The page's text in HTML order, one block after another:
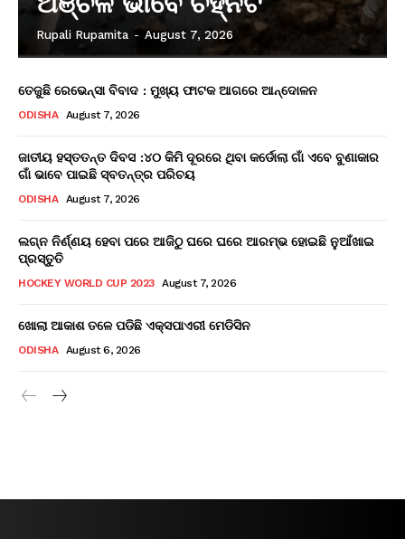
Rupali Rupamita - August 7, 2026
ତେଜୁଛି ରେଭେନ୍ସା ବିବାଦ : ମୁଖ୍ୟ ଫାଟକ ଆଗରେ ଆନ୍ଦୋଳନ
ODISHA August 7, 2026
ଜାତୀୟ ହସ୍ତତନ୍ତ ଦିବସ :୪୦ କିମି ଦୂରରେ ଥିବା କର୍ଡୋଲା ଗାଁ ଏବେ ବୁଣାକାର
ଗାଁ ଭାବେ ପାଇଛି ସ୍ବତନ୍ତ୍ର ପରିଚୟ
ODISHA August 7, 2026
ଲଗ୍ନ ନିର୍ଣ୍ଣୟ ହେବା ପରେ ଆଜିଠୁ ଘରେ ଘରେ ଆରମ୍ଭ ହୋଇଛି ନୁଆଁଖାଇ
ପ୍ରସ୍ତୁତି
HOCKEY WORLD CUP 2023 August 7, 2026
ଖୋଲା ଆକାଶ ତଳେ ପଡିଛି ଏକ୍ସପାଏରୀ ମେଡିସିନ
ODISHA August 6, 2026